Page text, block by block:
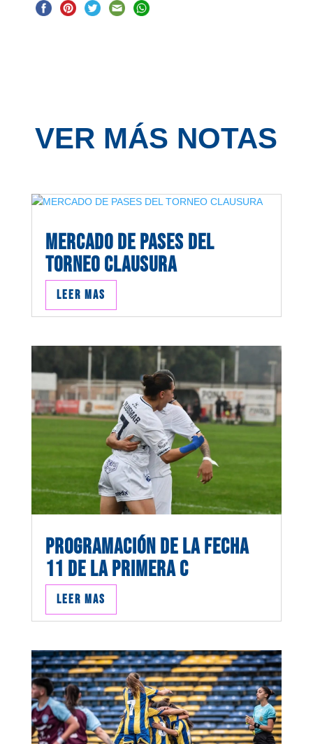
VER MÁS NOTAS
MERCADO DE PASES DEL
TORNEO CLAUSURA
Leer mas
PROGRAMACIÓN DE LA FECHA
11 DE LA PRIMERA C
Leer mas